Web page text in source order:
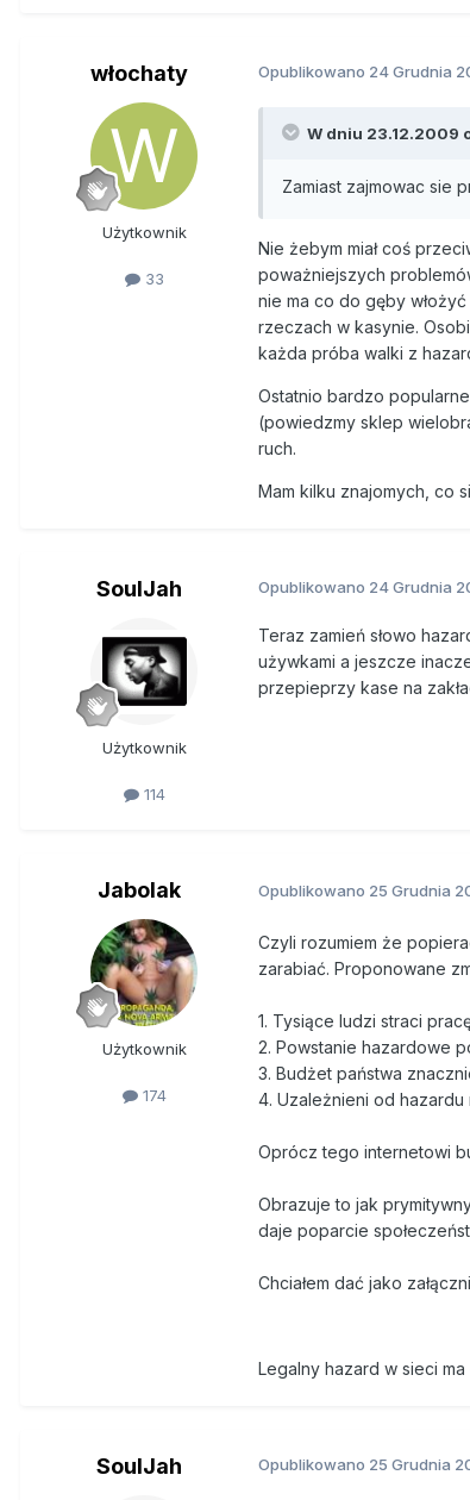
włochaty
Użytkownik
33
Opublikowano 24 Grudnia
W dniu 23.12.2009
Zamiast zajmowac sie
Nie żebym miał coś
poważniejszych
nie ma co do gęby
rzeczach w kasynie.
każda próba walki z
Ostatnio bardzo
(powiedzmy sklep
ruch.
Mam kilku znajomych, co
SoulJah
Użytkownik
114
Opublikowano 24 Grudnia
Teraz zamień słowo
używkami a jeszcze
przepieprzy kase na
Jabolak
Użytkownik
174
Opublikowano 25 Grudnia
Czyli rozumiem że
zarabiać. Proponowane
1. Tysiące ludzi straci
2. Powstanie hazardowe
3. Budżet państwa
4. Uzależnieni od
Oprócz tego internetowi
Obrazuje to jak
daje poparcie
Chciałem dać jako
Legalny hazard w sieci ma
SoulJah Opublikowano 25 Grudnia